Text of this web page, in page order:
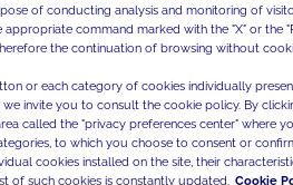
Diseñamos
digitales -
e indirectos.
of conducting analysis and monitoring of
command marked with the "X" or the
the continuation of browsing without
or each category of cookies individually
invite you to consult the cookie policy. By
called the "privacy preferences center" where
to which you choose to consent or
cookies installed on the site, their
of such cookies is constantly updated. Cookie